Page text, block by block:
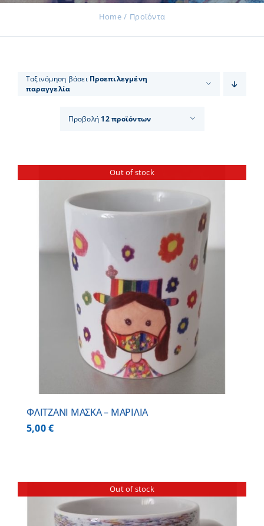
Νέα
Home Προϊόντα
Ταξινόμηση βάσει Προεπιλεγμένη
παραγγελία
Προβολή 12 προϊόντων
Out of stock
ΦΛΙΤΖΑΝΙ ΜΑΣΚΑ – ΜΑΡΙΛΙΑ
5,00€
Out of stock